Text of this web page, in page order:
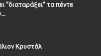
''διαταράξει'' τα πέντε
Κρυστάλ